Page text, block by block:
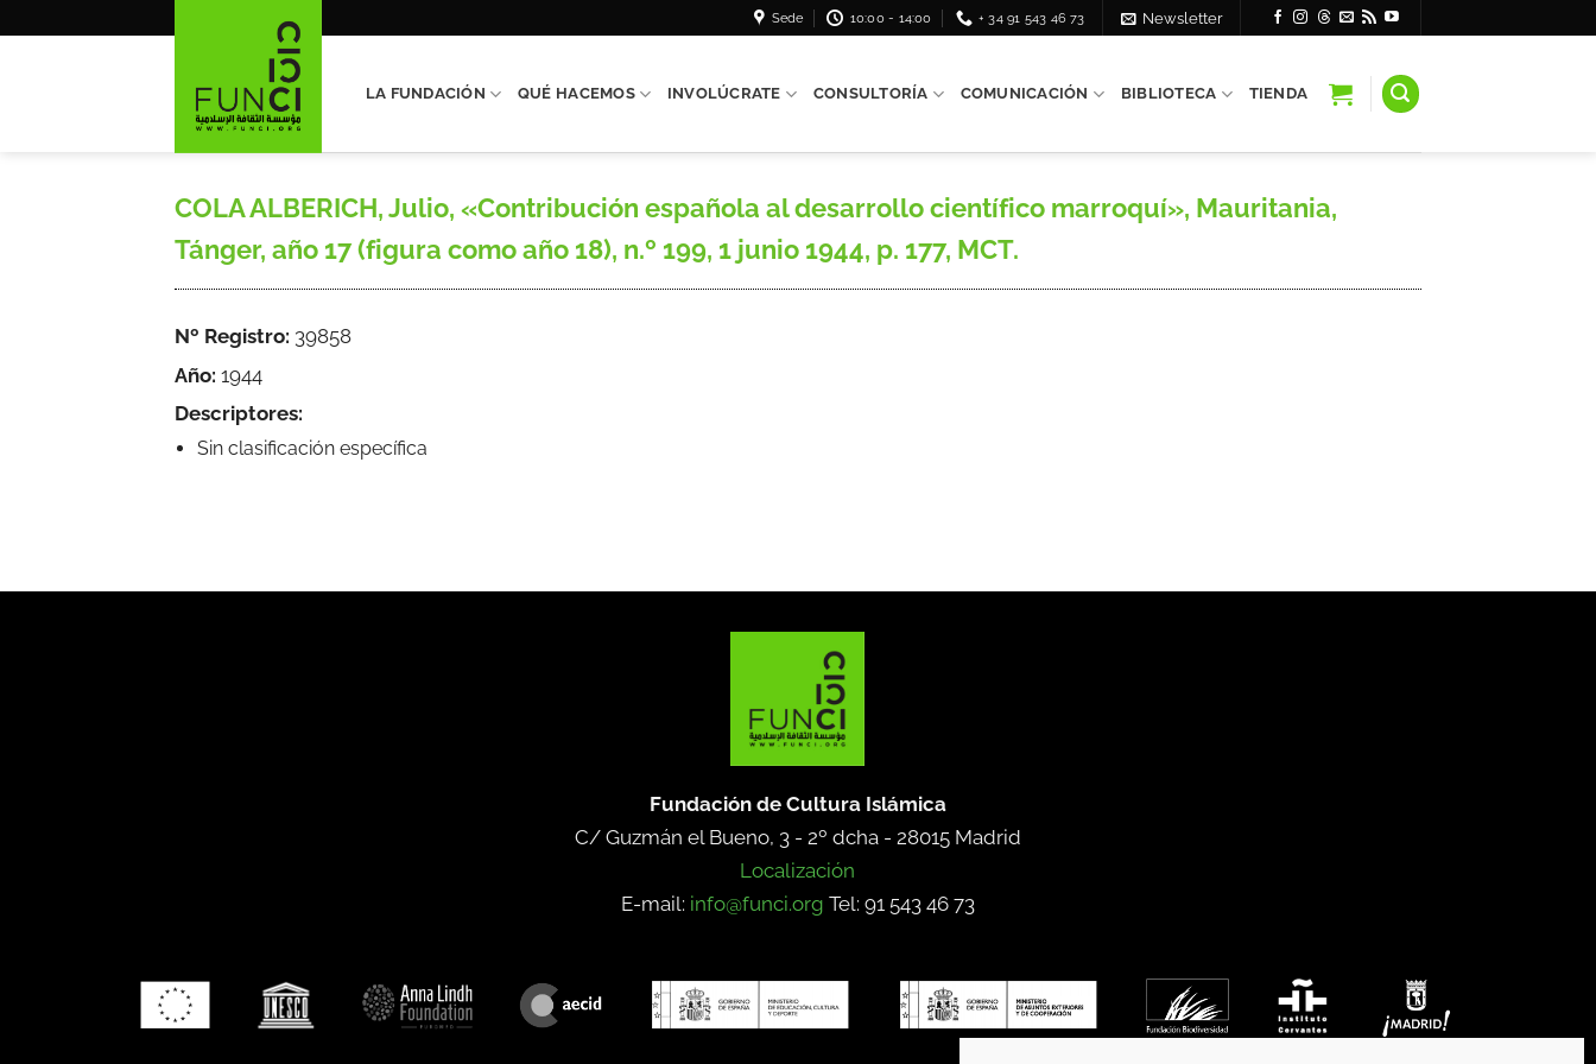
Sede 10:00 - 14:00 + 34 91 543 46 73 Newsletter
LA FUNDACIÓN QUÉ HACEMOS INVOLÚCRATE CONSULTORÍA COMUNICACIÓN BIBLIOTECA TIENDA
COLA ALBERICH, Julio, «Contribución española al desarrollo científico marroquí», Mauritania,
Tánger, año 17 (figura como año 18), n.º 199, 1 junio 1944, p. 177, MCT.
Nº Registro: 39858
Año: 1944
Descriptores:
Sin clasificación específica
Fundación de Cultura Islámica
C/ Guzmán el Bueno, 3 - 2º dcha - 28015 Madrid
Localización
E-mail: info@funci.org Tel: 91 543 46 73